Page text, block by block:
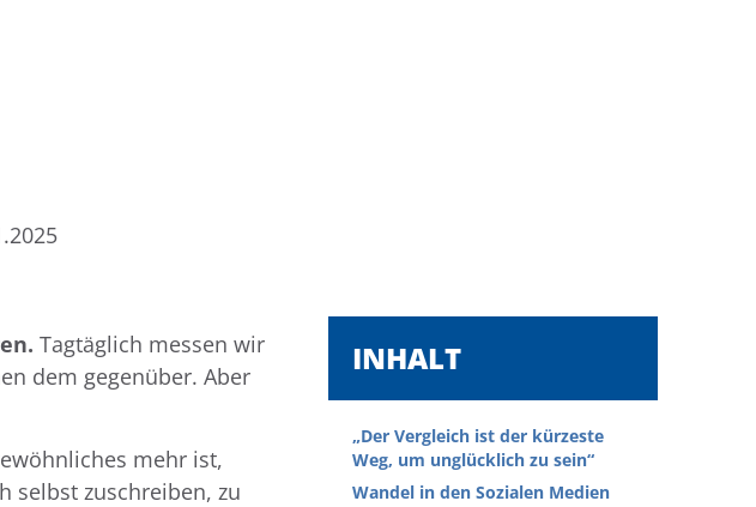
Tagtäglich messen wir
dem gegenüber. Aber
mehr ist,
selbst zuschreiben, zu
INHALT
„Der Vergleich ist der kürzeste
Weg, um unglücklich zu sein“
Wandel in den Sozialen Medien